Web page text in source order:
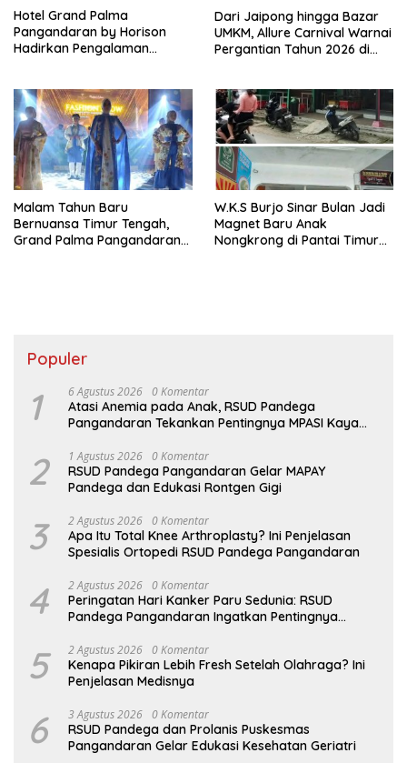
Hotel Grand Palma
Pangandaran by Horison
Hadirkan Pengalaman
Dari Jaipong hingga Bazar
UMKM, Allure Carnival Warnai
Pergantian Tahun 2026 di
Malam Tahun Baru
Bernuansa Timur Tengah,
Grand Palma Pangandaran
W.K.S Burjo Sinar Bulan Jadi
Magnet Baru Anak
Nongkrong di Pantai Timur
Populer
1 6 Agustus 2026 0 Komentar
Atasi Anemia pada Anak, RSUD Pandega
Pangandaran Tekankan Pentingnya MPASI Kaya
2 1 Agustus 2026 0 Komentar
RSUD Pandega Pangandaran Gelar MAPAY
Pandega dan Edukasi Rontgen Gigi
3 2 Agustus 2026 0 Komentar
Apa Itu Total Knee Arthroplasty? Ini Penjelasan
Spesialis Ortopedi RSUD Pandega Pangandaran
4 2 Agustus 2026 0 Komentar
Peringatan Hari Kanker Paru Sedunia: RSUD
Pandega Pangandaran Ingatkan Pentingnya
5 2 Agustus 2026 0 Komentar
Kenapa Pikiran Lebih Fresh Setelah Olahraga? Ini
Penjelasan Medisnya
6 3 Agustus 2026 0 Komentar
RSUD Pandega dan Prolanis Puskesmas
Pangandaran Gelar Edukasi Kesehatan Geriatri